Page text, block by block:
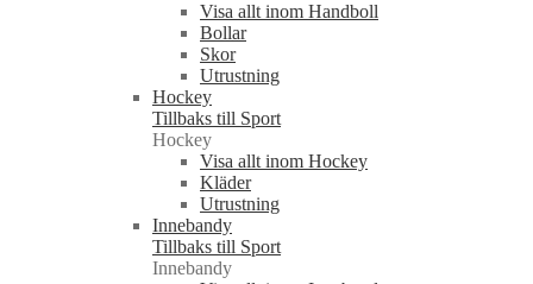
Visa allt inom Handboll
Bollar
Skor
Utrustning
Hockey
Tillbaks till Sport
Hockey
Visa allt inom Hockey
Kläder
Utrustning
Innebandy
Tillbaks till Sport
Innebandy